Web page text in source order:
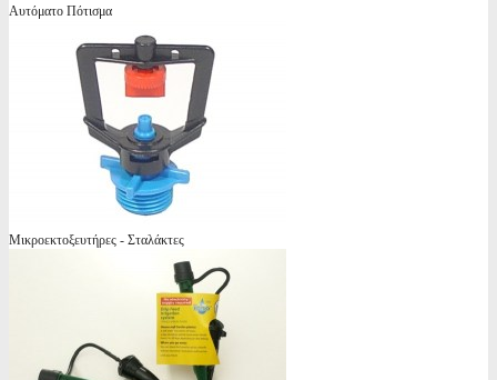
Αυτόματο Πότισμα
Μικροεκτοξευτήρες - Σταλάκτες